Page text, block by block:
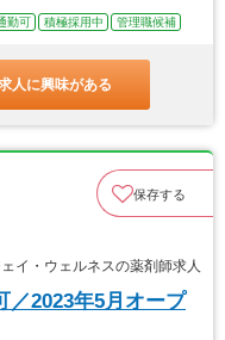
勤可 積極採用中 管理職候補
人に興味がある
保存する
イ・ウェルネスの薬剤師求人
／2023年5月オープ